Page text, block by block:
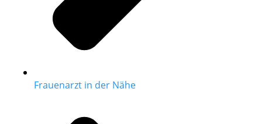
Frauenarzt in der Nähe